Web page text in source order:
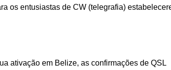
os entusiastas de CW (telegrafia)
ativação em Belize, as confirmações de QSL